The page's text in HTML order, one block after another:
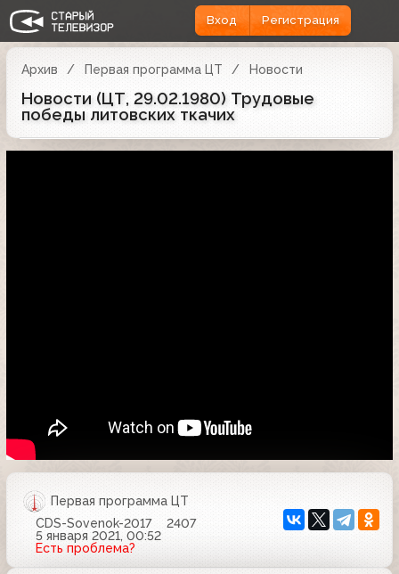
Вход Регистрация
Архив Первая программа ЦТ Новости
Новости (ЦТ, 29.02.1980) Трудовые
победы литовских ткачих
Первая программа ЦТ
CDS-Sovenok-2017
2407
5 января 2021, 00:52
Есть проблема?